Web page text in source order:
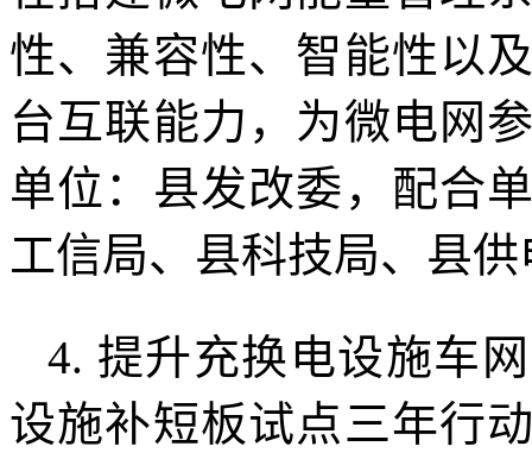
性、兼容性、智能性以
台互联能力，为微电网
单位：县发改委，配合
工信局、县科技局、县
4. 提升充换电设施车
设施补短板试点三年行